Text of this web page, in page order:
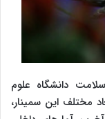
دانشگاه علوم
مختلف این سمینار،